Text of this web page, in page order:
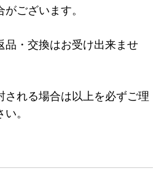
ございます。
品・交換はお受け出来ませ
される場合は以上を必ずご理
。